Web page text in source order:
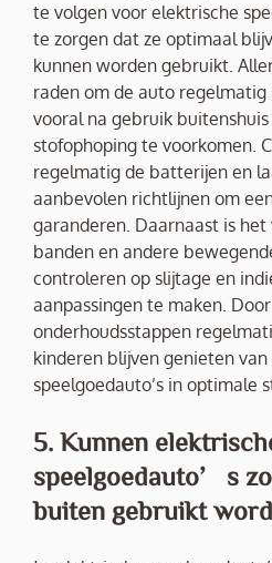
te volgen voor elektrische
te zorgen dat ze optimaal
kunnen worden gebruikt.
raden om de auto regelmatig
vooral na gebruik
stofophoping te voorkomen.
regelmatig de batterijen en
aanbevolen richtlijnen om
garanderen. Daarnaast is
banden en andere
controleren op slijtage en
aanpassingen te maken.
onderhoudsstappen
kinderen blijven genieten
speelgoedauto’s in optimale
5. Kunnen
speelgoedauto’s
buiten gebruikt